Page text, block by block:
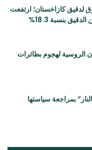
لدقيق كازاخستان؛ ارتفعت
بنسبة 18.3%
لهجوم بطائرات
بمراجعة سياستها